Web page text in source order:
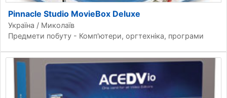
Pinnacle Studio MovieBox Deluxe
Україна / Миколаїв
Предмети побуту - Комп'ютери, оргтехніка, програми